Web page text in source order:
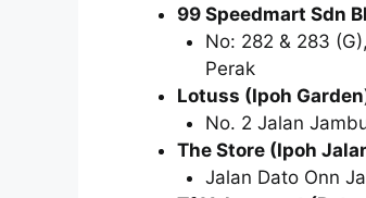
99 Speedmart Sdn
No: 282 & 283
Perak
Lotuss (Ipoh
No. 2 Jalan
The Store (Ipoh
Jalan Dato Onn